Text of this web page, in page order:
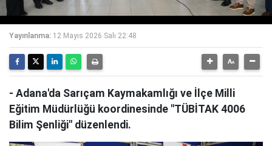
Yayınlanma: 12 Mayıs 2026 Salı 22:48
- Adana'da Sarıçam Kaymakamlığı ve İlçe Milli
Eğitim Müdürlüğü koordinesinde "TÜBİTAK 4006
Bilim Şenliği" düzenlendi.